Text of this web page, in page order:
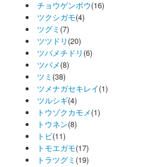
チョウゲンボウ(16)
ツクシガモ(4)
ツグミ (7)
ツツドリ (20)
ツバメチドリ (6)
ツバメ(8)
ツミ (38)
ツメナガセキレイ(1)
ツルシギ(4)
トウゾクカモメ(1)
トウネン(8)
トビ(11)
トモエガモ(17)
トラツグミ (19)